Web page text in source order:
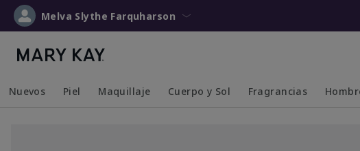
Melva Slythe Farquharson
Nuevos Piel Maquillaje Cuerpo y Sol Fragrancias